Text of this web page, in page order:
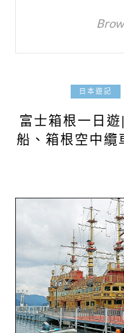
日本遊記
富士箱根一日
船、箱根空中